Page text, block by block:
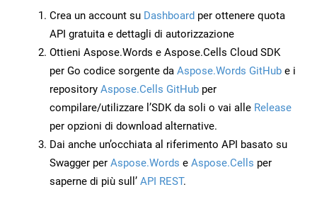
Crea un account su Dashboard per ottenere quota
API gratuita e dettagli di autorizzazione
Ottieni Aspose.Words e Aspose.Cells Cloud SDK
per Go codice sorgente da Aspose.Words GitHub e i
repository Aspose.Cells GitHub per
compilare/utilizzare l’SDK da soli o vai alle Release
per opzioni di download alternative.
Dai anche un’occhiata al riferimento API basato su
Swagger per Aspose.Words e Aspose.Cells per
saperne di più sull’ API REST.